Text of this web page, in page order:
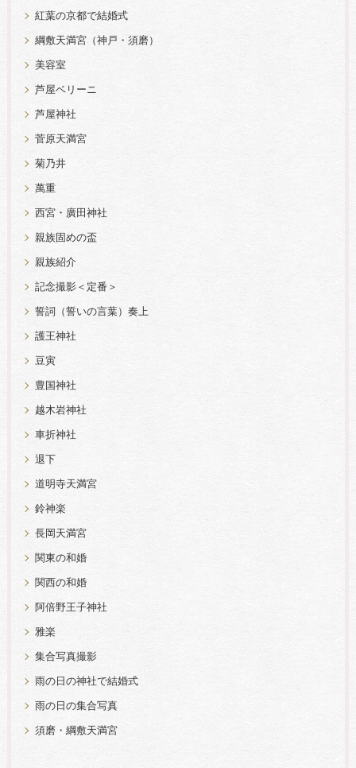
紅葉の京都で結婚式
綱敷天満宮（神戸・須磨）
美容室
芦屋ベリーニ
芦屋神社
菅原天満宮
菊乃井
萬重
西宮・廣田神社
親族固めの盃
親族紹介
記念撮影＜定番＞
誓詞（誓いの言葉）奏上
護王神社
豆寅
豊国神社
越木岩神社
車折神社
退下
道明寺天満宮
鈴神楽
長岡天満宮
関東の和婚
関西の和婚
阿倍野王子神社
雅楽
集合写真撮影
雨の日の神社で結婚式
雨の日の集合写真
須磨・綱敷天満宮